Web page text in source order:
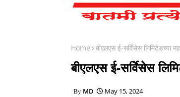
Home बीएलएस ई-सर्विेसेस लिमिटेडच्या
बीएलएस ई-सर्विेसेस
MD May 15, 2024